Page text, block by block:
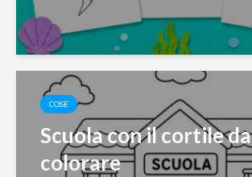
COSE
Scuola con il cortile da
colorare